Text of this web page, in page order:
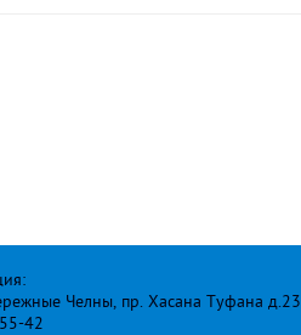
Челны, пр. Хасана Туфана д.23
42